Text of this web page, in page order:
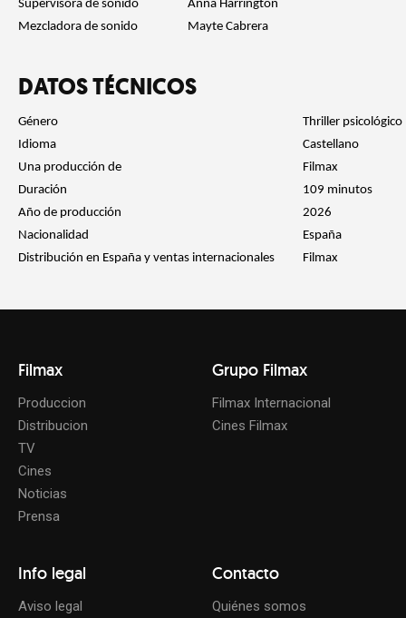
Supervisora de sonido
Anna Harrington
Mezcladora de sonido
Mayte Cabrera
DATOS TÉCNICOS
Género
Thriller psicológico
Idioma
Castellano
Una producción de
Filmax
Duración
109 minutos
Año de producción
2026
Nacionalidad
España
Distribución en España y ventas internacionales
Filmax
Filmax
Produccion
Distribucion
TV
Cines
Noticias
Prensa
Grupo Filmax
Filmax Internacional
Cines Filmax
Info legal
Aviso legal
Contacto
Quiénes somos